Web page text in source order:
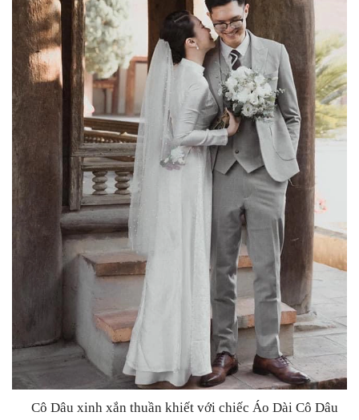
Cô Dâu xinh xắn thuần khiết với chiếc Áo Dài Cô Dâu